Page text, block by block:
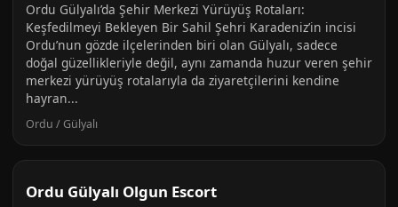
Ordu Gülyalı’da Şehir Merkezi Yürüyüş Rotaları:
Keşfedilmeyi Bekleyen Bir Sahil Şehri Karadeniz’in incisi
Ordu’nun gözde ilçelerinden biri olan Gülyalı, sadece
doğal güzellikleriyle değil, aynı zamanda huzur veren şehir
merkezi yürüyüş rotalarıyla da ziyaretçilerini kendine
hayran...
Ordu / Gülyalı
Ordu Gülyalı Olgun Escort